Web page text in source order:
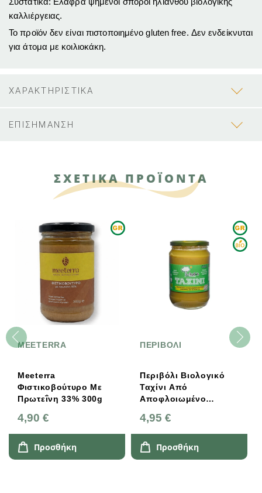
καλλιέργειας.
Το προϊόν δεν είναι πιστοποιημένο gluten free. Δεν ενδείκνυται
για άτομα με κοιλιοκάκη.
ΧΑΡΑΚΤΗΡΙΣΤΙΚΑ
ΕΠΙΣΗΜΑΝΣΗ
ΣΧΕΤΙΚΑ ΠΡΟΪΟΝΤΑ
MEETERRA
Meeterra
Φιστικοβούτυρο Με
Πρωτεΐνη 33% 300g
4,90 €
Προσθήκη
ΠΕΡΙΒΟΛΙ
Περιβόλι Βιολογικό
Ταχίνι Από
Αποφλοιωμένο
4,95 €
Προσθήκη